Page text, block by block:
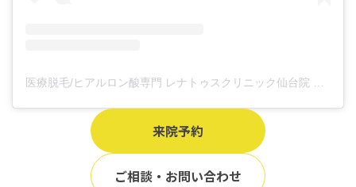
医療脱毛/ヒアルロン酸専門 レナトゥスクリニック仙台院 高橋希(@renaclisendai)がシェアした投稿
来院予約
ご相談・お問い合わせ